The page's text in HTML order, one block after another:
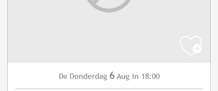
De Donderdag 6 Aug in 18:00